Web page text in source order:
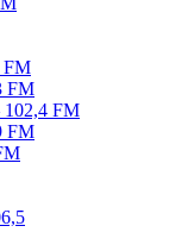
FM
FM
FM
FM